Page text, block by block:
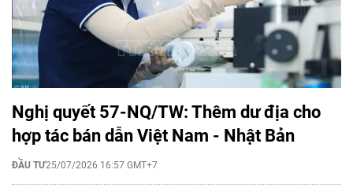
Nghị quyết 57-NQ/TW: Thêm dư địa cho
hợp tác bán dẫn Việt Nam - Nhật Bản
ĐẦU TƯ25/07/2026 16:57 GMT+7